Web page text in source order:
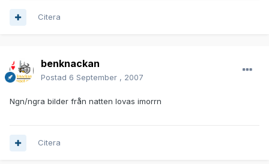
Citera
benknackan
Postad 6 September , 2007
Ngn/ngra bilder från natten lovas imorrn
Citera